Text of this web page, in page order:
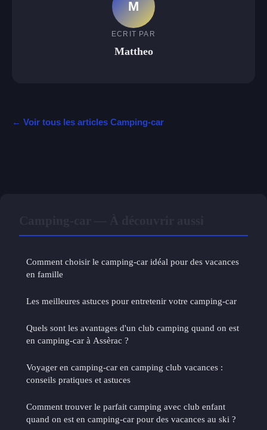
M
ECRIT PAR
Mattheo
← Voir tous les articles Camping-car
Comment choisir le camping-car idéal pour des vacances
en famille
Les meilleures astuces pour entretenir votre camping-car
Quels sont les avantages d'un club camping quand on est
en camping-car à Assèrac ?
Voyager en camping-car en camping club vacances :
conseils pratiques et astuces
Comment trouver le parfait camping avec club enfant
quand on est en camping-car pour des vacances au ski ?